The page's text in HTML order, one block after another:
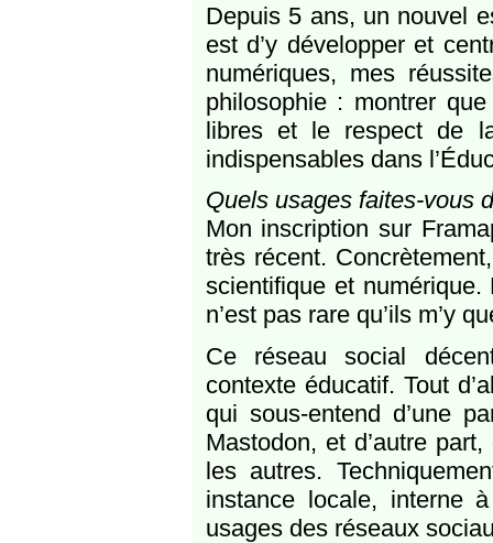
Depuis 5 ans, un nouvel
est d’y développer et
numériques, mes
philosophie : montrer
libres et le respect de
indispensables dans
Quels usages faites-vous
Mon inscription sur
très récent.
scientifique et
n’est pas rare qu’ils m’y
Ce réseau social
contexte éducatif. Tout
qui sous-entend d’une
Mastodon, et d’autre
les autres.
instance locale, interne
usages des réseaux